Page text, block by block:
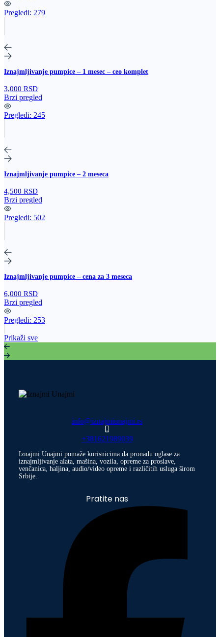
Pregledi: 279
Iznajmljivanje pumpice – 1 mesec – ceo komplet
3,000 RSD
Brzi pregled
Pregledi: 245
Iznajmljivanje pumpice – 2 meseca
4,500 RSD
Brzi pregled
Pregledi: 502
Iznajmljivanje pumpice – cena za 3 meseca
6,000 RSD
Brzi pregled
Pregledi: 253
Prikaži sve
info@iznajmiunajmi.rs
+381621989039
Iznajmi Unajmi pomaže korisnicima da pronađu oglase za
iznajmljivanje alata, mašina, vozila, opreme za proslave,
venčanica, haljina, audio/video opreme i različitih usluga širom
Srbije.
Pratite nas